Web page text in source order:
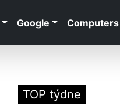
Google Computers
TOP týdne